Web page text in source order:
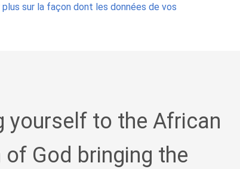
plus sur la façon dont les données de vos
yourself to the African
God bringing the